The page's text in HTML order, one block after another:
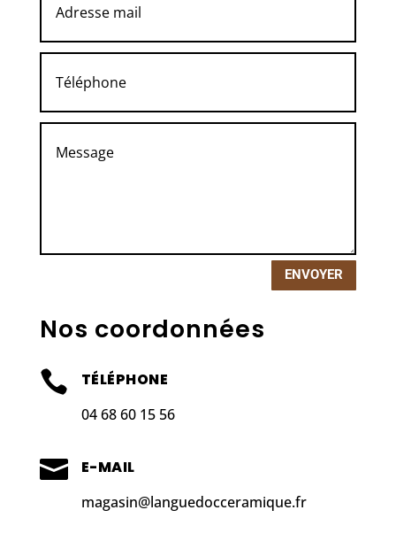
ENVOYER
Nos coordonnées
 TÉLÉPHONE
04 68 60 15 56
 E-MAIL
magasin@languedocceramique.fr